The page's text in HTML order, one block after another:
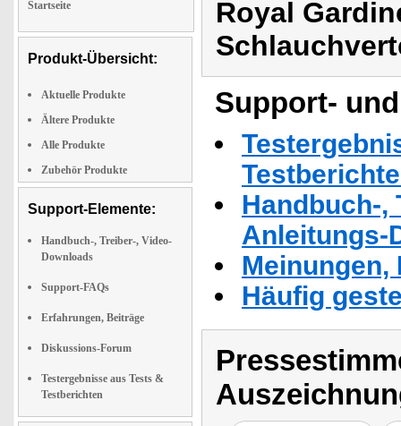
Startseite
Produkt-Übersicht:
Aktuelle Produkte
Ältere Produkte
Alle Produkte
Zubehör Produkte
Support-Elemente:
Handbuch-, Treiber-, Video-
Downloads
Support-FAQs
Erfahrungen, Beiträge
Diskussions-Forum
Testergebnisse aus Tests &
Testberichten
Royal
Support-
Handbuch-,
Anleitungs-
Häufig